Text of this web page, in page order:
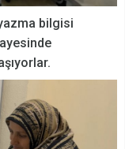
bilgisi